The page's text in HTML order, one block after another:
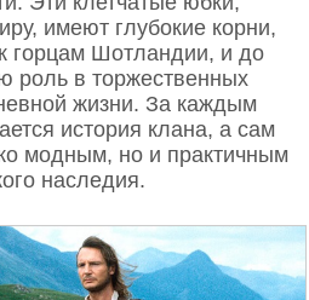
имеют глубокие корни,
горцам Шотландии, и до
роль в торжественных
жизни. За каждым
история клана, а сам
модным, но и практичным
наследия.